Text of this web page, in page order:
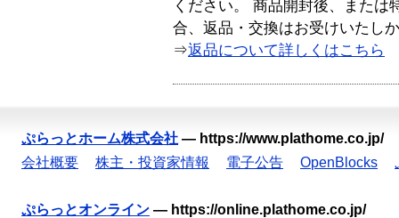
ください。 商品開封後、または
合、返品・交換はお受けいたし
⇒返品について詳しくはこちら
ぷらっとホーム株式会社 — https://www.plathome.co.jp/
会社概要
株主・投資家情報 電子公告 OpenBlocks
ぷらっとオンライン — https://online.plathome.co.jp/